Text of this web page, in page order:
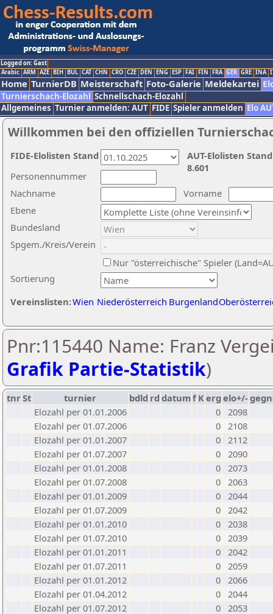
Logged on: Gast
Arabic ARM AZE BIH BUL CAT CHN CRO CZE DEN ENG ESP FAI FIN FRA GER GRE INA
Home TurnierDB Meisterschaft Foto-Galerie Meldekartei
Turnierschach-Elozahl Schnellschach-Elozahl
Allgemeines Turnier anmelden: AUT FIDE Spieler anmelden Elo
Willkommen bei den offiziellen
Nachname
Vorname
Ebene
Sortierung
Personennummer
Bundesland
Spgem./Kreis/Verein
Nur "österreichische" Spieler
Vereinslisten:Wien Niederösterreich Burgenland
AUT-Elolisten
8.601
FIDE-Elolisten Stand
Pnr:115440 Name: Franz
Grafik Partie-Statistik)
tnrSt turnier bdld rd datumf Kerg elo+/-
Elozahl per 01.01.2006
0 2098
Elozahl per 01.07.2006
0 2108
Elozahl per 01.01.2007
0 2112
Elozahl per 01.07.2007
0 2090
Elozahl per 01.01.2008
0 2073
Elozahl per 01.07.2008
0 2063
Elozahl per 01.01.2009
0 2044
Elozahl per 01.07.2009
0 2042
Elozahl per 01.01.2010
0 2038
Elozahl per 01.07.2010
0 2039
Elozahl per 01.01.2011
0 2042
Elozahl per 01.07.2011
0 2059
Elozahl per 01.01.2012
0 2066
Elozahl per 01.04.2012
0 2044
Elozahl per 01.07.2012
0 2053